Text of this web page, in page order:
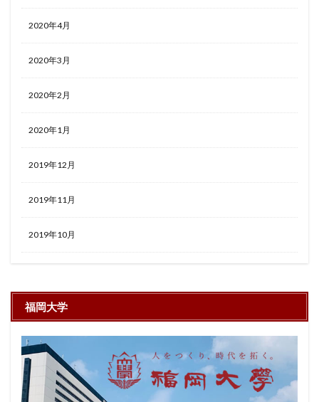
2020年4月
2020年3月
2020年2月
2020年1月
2019年12月
2019年11月
2019年10月
福岡大学